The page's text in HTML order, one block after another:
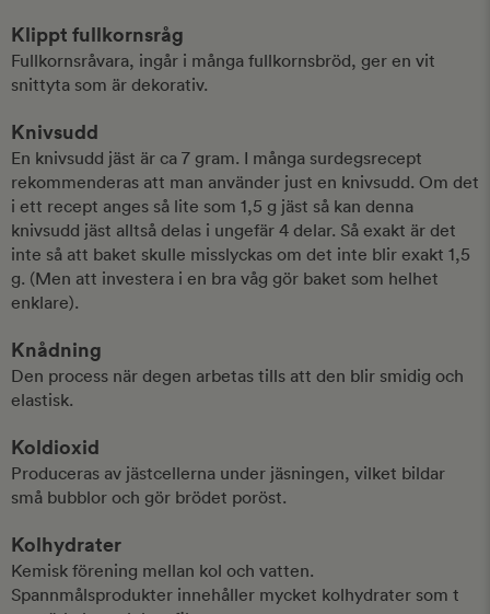
Klippt fullkornsråg
Fullkornsråvara, ingår i många fullkornsbröd, ger en vit
snittyta som är dekorativ.
Knivsudd
En knivsudd jäst är ca 7 gram. I många surdegsrecept
rekommenderas att man använder just en knivsudd. Om det
i ett recept anges så lite som 1,5 g jäst så kan denna
knivsudd jäst alltså delas i ungefär 4 delar. Så exakt är det
inte så att baket skulle misslyckas om det inte blir exakt 1,5
g. (Men att investera i en bra våg gör baket som helhet
enklare).
Knådning
Den process när degen arbetas tills att den blir smidig och
elastisk.
Koldioxid
Produceras av jästcellerna under jäsningen, vilket bildar
små bubblor och gör brödet poröst.
Kolhydrater
Kemisk förening mellan kol och vatten.
Spannmålsprodukter innehåller mycket kolhydrater som t